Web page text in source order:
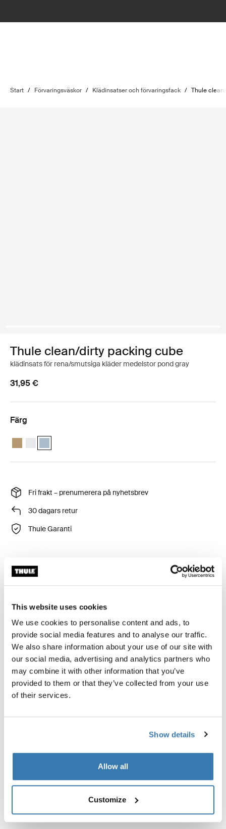
This website uses cookies
We use cookies to personalise content and ads, to
provide social media features and to analyse our traffic.
We also share information about your use of our site with
our social media, advertising and analytics partners who
may combine it with other information that you’ve
provided to them or that they’ve collected from your use
of their services.
Show details
Allow all
Customize
Start / Förvaringsväskor / Klädinsatser och förvaringsfack / Thule
Thule clean/dirty packing cube
klädinsats för rena/smutsiga kläder medelstor pond gray
31,95 €
Färg
Thule clean/dirty packing cube Mild beige
Thule clean/dirty packing cube Vit
Thule clean/dirty packing cube Dammgrå (selected)
Fri frakt – prenumerera på nyhetsbrev
30 dagars retur
Thule Garanti
semitransparent klädinsats som håller rena och
smutsiga kläder separerade.
Toggle features
Alla funktioner
Toggle techspec
Tekniska specifikationer
Toggle overview